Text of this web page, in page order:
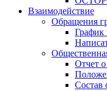
Взаимодействие
Обращения
График
Отчет
Состав